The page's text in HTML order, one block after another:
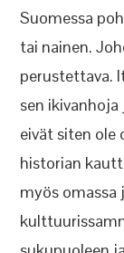
Suomessa
tai nainen.
perustettava.
sen ikivanhoja
eivät siten ole
historian
myös omassa